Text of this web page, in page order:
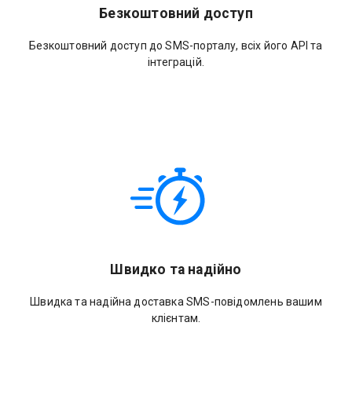
Безкоштовний доступ
Безкоштовний доступ до SMS-порталу, всіх його API та
інтеграцій.
Швидко та надійно
Швидка та надійна доставка SMS-повідомлень вашим
клієнтам.